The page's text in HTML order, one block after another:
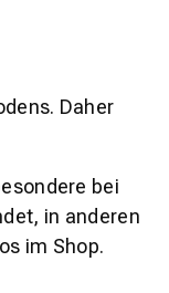
Daher
bei
in anderen
im Shop.